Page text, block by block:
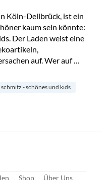
Köln-Dellbrück, ist ein
kaum sein könnte:
Der Laden weist eine
auf. Wer auf …
in Dellbrück“
- schönes und kids
Shop Über Uns